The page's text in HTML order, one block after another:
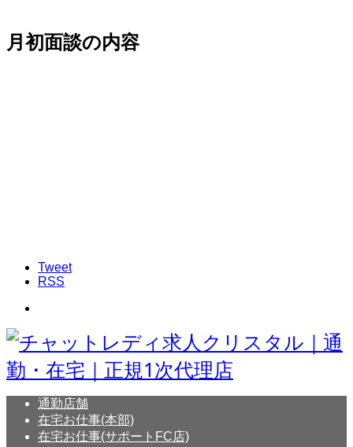
月初面談の内容
Tweet
RSS
通勤店舗
在宅お仕事(本部)
在宅お仕事(サポートFC店)